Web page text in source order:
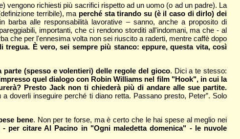
vengono richiesti più sacrifici rispetto ad un uomo (o ad un padre). La
terribile), ma perché sta tirando su (è il caso di dirlo) dei
barba alle responsabilità lavorative – sanno, anche a proposito di
importanti, che ci rendono storditi all'indomani, ma che - al
che per l'ennesima volta non sei riuscito a raderti, mentre caffè dopo
È vero, sei sempre più stanco: eppure, questa vita, così
(spesso e volentieri) delle regole del gioco. Dici a te stesso:
quel dialogo con Robin Williams nel film "Hook", in cui la
Presto Jack non ti chiederà più di andare alle sue partite.
doverli inseguire perché ti diano retta. Passano presto, Peter”. Solo
bene. Non per te forse, ma è certo che le hai spese al meglio nei
per citare Al Pacino in "Ogni maledetta domenica" - le nuvole